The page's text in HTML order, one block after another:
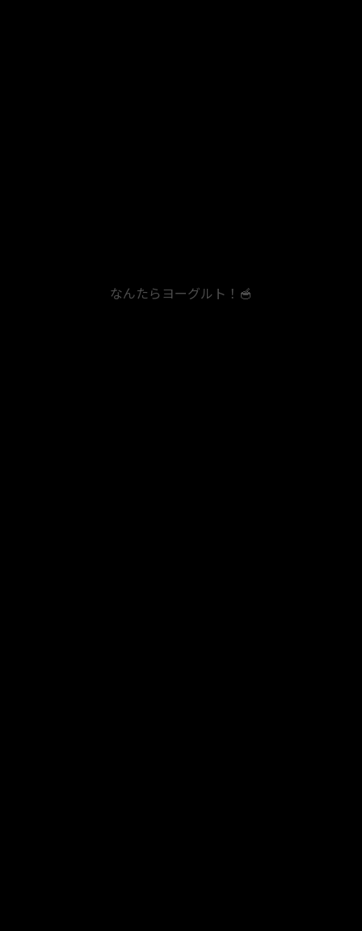
なんたらヨーグルト！🥣